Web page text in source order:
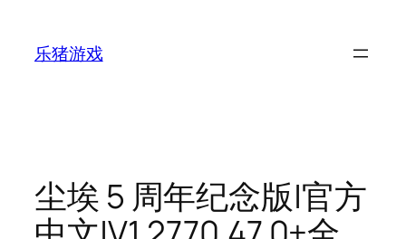
乐猪游戏
尘埃 5 周年纪念版|官方